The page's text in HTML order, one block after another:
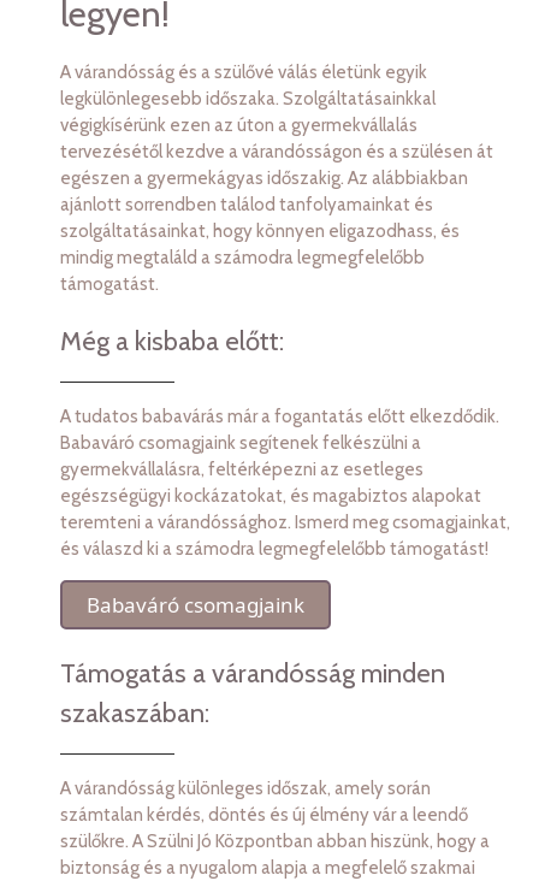
legyen!
A várandósság és a szülővé válás életünk egyik
legkülönlegesebb időszaka. Szolgáltatásainkkal
végigkísérünk ezen az úton a gyermekvállalás
tervezésétől kezdve a várandósságon és a szülésen át
egészen a gyermekágyas időszakig. Az alábbiakban
ajánlott sorrendben találod tanfolyamainkat és
szolgáltatásainkat, hogy könnyen eligazodhass, és
mindig megtaláld a számodra legmegfelelőbb
támogatást.
Még a kisbaba előtt:
A tudatos babavárás már a fogantatás előtt elkezdődik.
Babaváró csomagjaink segítenek felkészülni a
gyermekvállalásra, feltérképezni az esetleges
egészségügyi kockázatokat, és magabiztos alapokat
teremteni a várandóssághoz. Ismerd meg csomagjainkat,
és válaszd ki a számodra legmegfelelőbb támogatást!
Babaváró csomagjaink
Támogatás a várandósság minden
szakaszában:
A várandósság különleges időszak, amely során
számtalan kérdés, döntés és új élmény vár a leendő
szülőkre. A Szülni Jó Központban abban hiszünk, hogy a
biztonság és a nyugalom alapja a megfelelő szakmai